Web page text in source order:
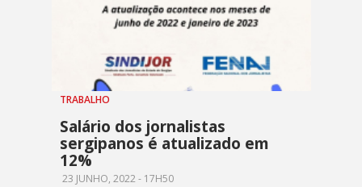
TRABALHO
Salário dos jornalistas
sergipanos é atualizado em
12%
23 JUNHO, 2022 - 17H50